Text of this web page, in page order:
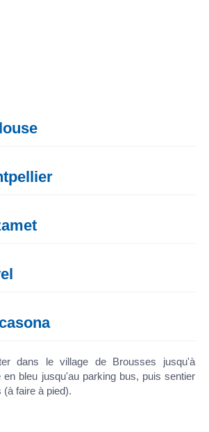
dans le village de Brousses jusqu'à
en bleu jusqu'au parking bus, puis sentier
(à faire à pied).